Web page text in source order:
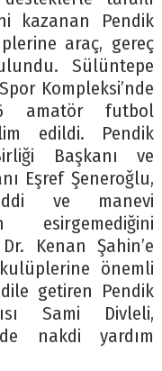
kazanan Pendik
araç, gereç
Sülüntepe
Kompleksi’nde
amatör futbol
edildi. Pendik
Başkanı ve
Eşref Şeneroğlu,
ve manevi
esirgemediğini
Kenan Şahin’e
önemli
getiren Pendik
Sami Divleli,
nakdi yardım